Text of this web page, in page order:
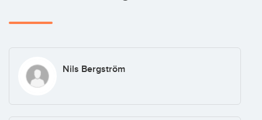
Nils Bergström